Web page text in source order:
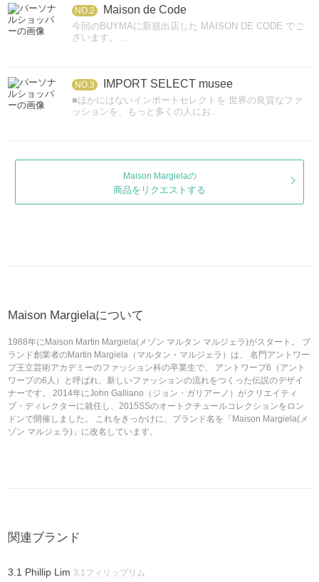
NO.2 Maison de Code
今回のBUYMAに新規出店した MAISON DE CODE でご
ざいます。 ...
NO.3 IMPORT SELECT musee
■ほかにはないインポートセレクトを 世界の良質なファ
ッションを、もっと多くの人にお...
Maison Margielaの
商品をリクエストする
Maison Margielaについて
1988年にMaison Martin Margiela(メゾン マルタン マルジェラ)がスタート。 ブ
ランド創業者のMartin Margiela（マルタン・マルジェラ）は、 名門アントワー
プ王立芸術アカデミーのファッション科の卒業生で、 アントワープ6（アント
ワープの6人）と呼ばれ、新しいファッションの流れをつくった伝説のデザイ
ナーです。 2014年にJohn Galliano（ジョン・ガリアーノ）がクリエイティ
ブ・ディレクターに就任し、2015SSのオートクチュールコレクションをロン
ドンで開催しました。 これをきっかけに、ブランド名を「Maison Margiela(メ
ゾン マルジェラ)」に改名しています。
関連ブランド
3.1 Phillip Lim 3.1フィリップリム